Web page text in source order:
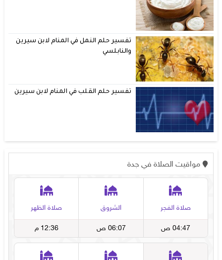
تفسير حلم النمل في المنام لابن سيرين
والنابلسي
تفسير حلم القلب في المنام لابن سيرين